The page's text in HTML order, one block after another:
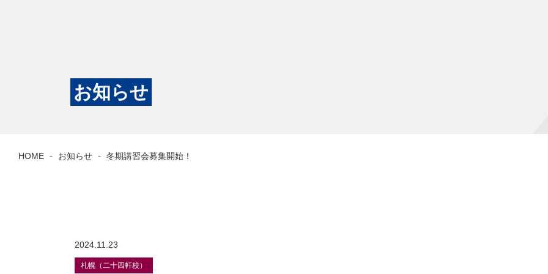
お知らせ
HOME お知らせ 冬期講習会募集開始！
2024.11.23
札幌（二十四軒校）